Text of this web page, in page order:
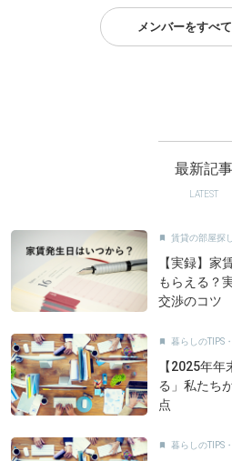
メンバーをすべ
最新記事
LATEST
賃貸の部屋探し
【実録】家
もらえる？
交渉のコツ
暮らしのTIPS
【2025年
る」私たち
点
暮らしのTIPS